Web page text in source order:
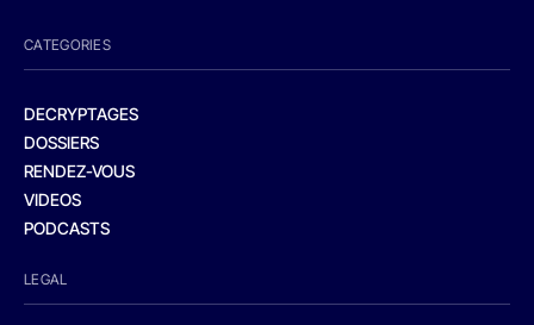
CATEGORIES
DECRYPTAGES
DOSSIERS
RENDEZ-VOUS
VIDEOS
PODCASTS
LEGAL